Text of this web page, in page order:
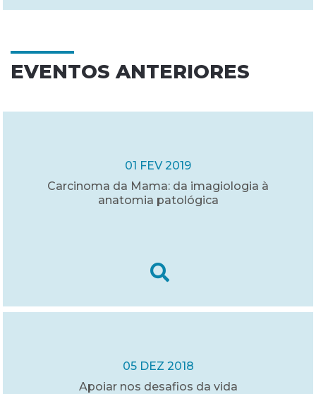
EVENTOS ANTERIORES
01 FEV 2019
Carcinoma da Mama: da imagiologia à
anatomia patológica
05 DEZ 2018
Apoiar nos desafios da vida